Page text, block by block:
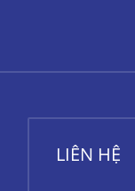
LIÊN HỆ